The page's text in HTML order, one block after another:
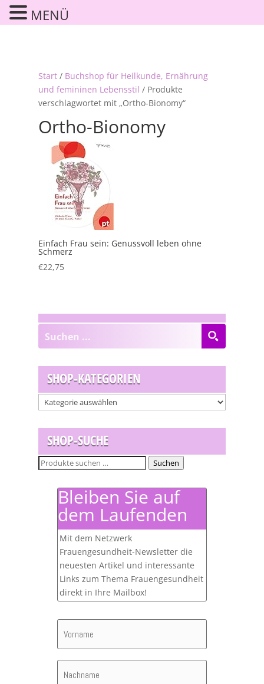
Start/ Buchshop für Heilkunde, Ernährung
und femininen Lebensstil / Produkte
verschlagwortet mit „Ortho-Bionomy“
Ortho-Bionomy
Einfach Frau sein: Genussvoll leben ohne
Schmerz
€22,75
SHOP-KATEGORIEN
SHOP-SUCHE
Suchen
Suchen
Bleiben Sie auf
dem Laufenden
Mit dem Netzwerk
Frauengesundheit-Newsletter die
neuesten Artikel und interessante
Links zum Thema Frauengesundheit
direkt in Ihre Mailbox!
MENÜ